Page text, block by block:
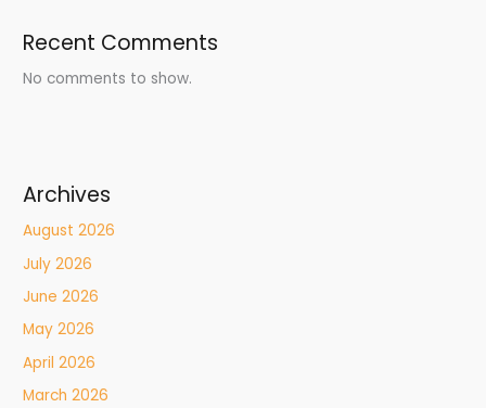
Recent Comments
No comments to show.
Archives
August 2026
July 2026
June 2026
May 2026
April 2026
March 2026